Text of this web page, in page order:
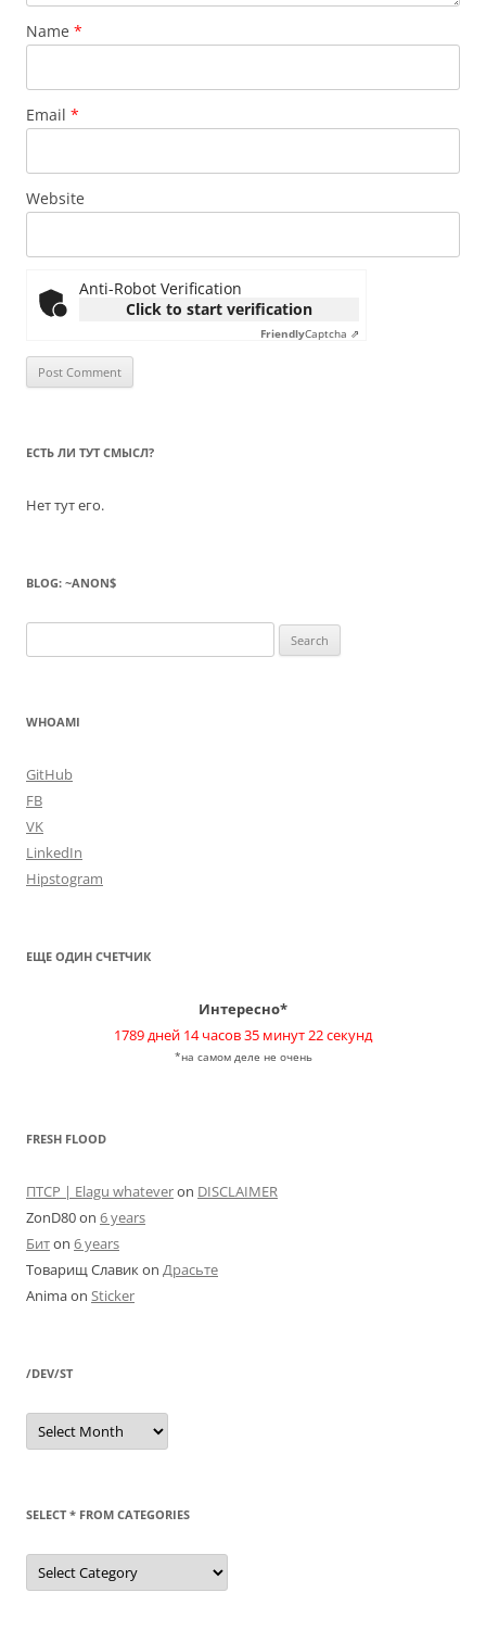
Name *
Email *
Website
Anti-Robot Verification
Click to start verification
FriendlyCaptcha ⇗
ЕСТЬ ЛИ ТУТ СМЫСЛ?
Нет тут его.
BLOG: ~ANON$
for:
WHOAMI
GitHub
FB
VK
LinkedIn
Hipstogram
ЕЩЕ ОДИН СЧЕТЧИК
Интересно*
1789 дней 14 часов 35 минут 22 секунд
*на самом деле не очень
FRESH FLOOD
ПТСР | Elagu whateveron DISCLAIMER
ZonD80on 6 years
Битon 6 years
Товарищ Славикon Драсьте
Animaon Sticker
/DEV/ST
/dev/st
SELECT * FROM CATEGORIES
SELECT
FROM